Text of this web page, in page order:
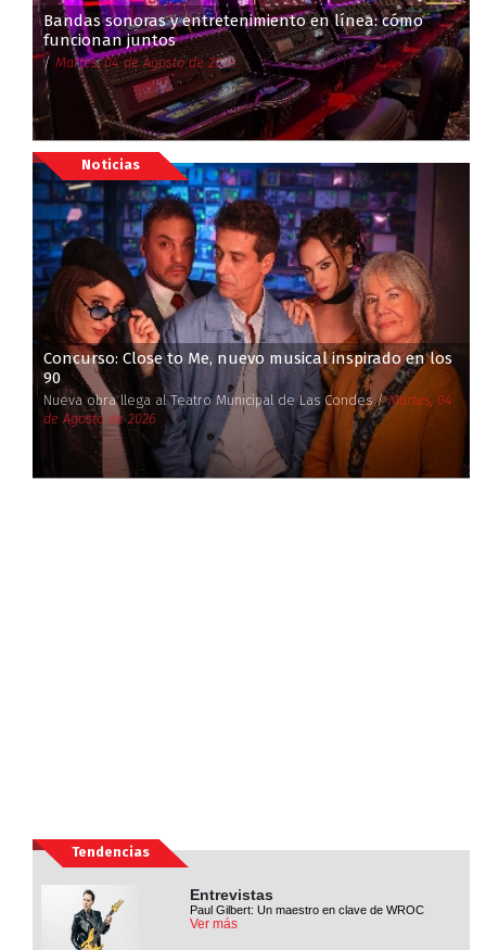
Bandas sonoras y entretenimiento en línea: cómo
funcionan juntos
/ Martes, 04 de Agosto de 2026
Noticias
Concurso: Close to Me, nuevo musical inspirado en los
90
Nueva obra llega al Teatro Municipal de Las Condes /Martes, 04
de Agosto de 2026
Tendencias
Entrevistas
Paul Gilbert: Un maestro en clave de WROC
Ver más